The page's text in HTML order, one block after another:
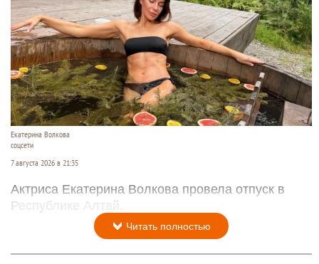
Екатерина Волкова
соцсети
7 августа 2026 в 21:35
Актриса Екатерина Волкова провела отпуск в
Республике Алтай.
Читать полностью